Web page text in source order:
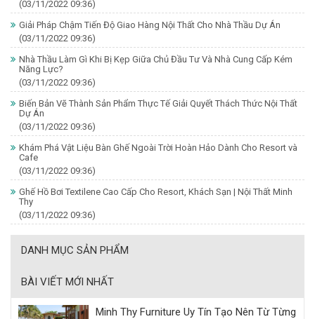
(03/11/2022 09:36)
Giải Pháp Chậm Tiến Độ Giao Hàng Nội Thất Cho Nhà Thầu Dự Án
(03/11/2022 09:36)
Nhà Thầu Làm Gì Khi Bị Kẹp Giữa Chủ Đầu Tư Và Nhà Cung Cấp Kém
Năng Lực?
(03/11/2022 09:36)
Biến Bản Vẽ Thành Sản Phẩm Thực Tế Giải Quyết Thách Thức Nội Thất
Dự Án
(03/11/2022 09:36)
Khám Phá Vật Liệu Bàn Ghế Ngoài Trời Hoàn Hảo Dành Cho Resort và
Cafe
(03/11/2022 09:36)
Ghế Hồ Bơi Textilene Cao Cấp Cho Resort, Khách Sạn | Nội Thất Minh
Thy
(03/11/2022 09:36)
DANH MỤC SẢN PHẨM
BÀI VIẾT MỚI NHẤT
Minh Thy Furniture Uy Tín Tạo Nên Từ Từng